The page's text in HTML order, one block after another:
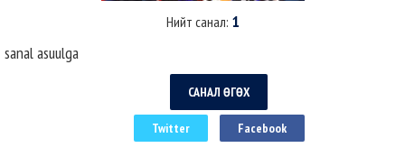
Нийт санал: 1
sanal asuulga
САНАЛ ӨГӨХ
Twitter Facebook